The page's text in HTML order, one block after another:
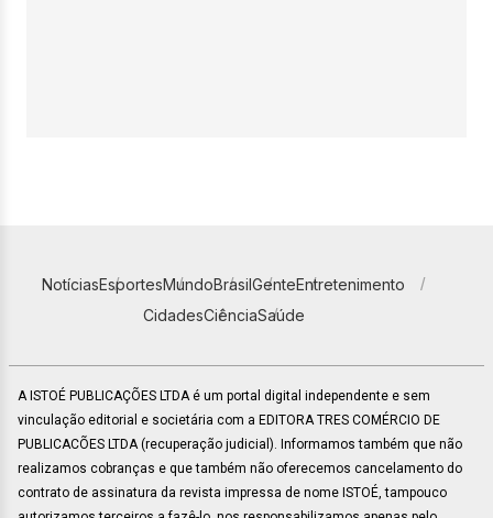
NotíciasEsportesMundoBrasilGenteEntretenimento
CidadesCiênciaSaúde
A ISTOÉ PUBLICAÇÕES LTDA é um portal digital independente e sem
vinculação editorial e societária com a EDITORA TRES COMÉRCIO DE
PUBLICACÕES LTDA (recuperação judicial). Informamos também que não
realizamos cobranças e que também não oferecemos cancelamento do
contrato de assinatura da revista impressa de nome ISTOÉ, tampouco